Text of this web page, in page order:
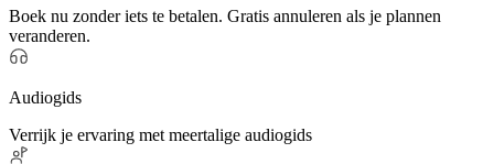
Boek nu zonder iets te betalen. Gratis annuleren als je plannen
veranderen.
Audiogids
Verrijk je ervaring met meertalige audiogids